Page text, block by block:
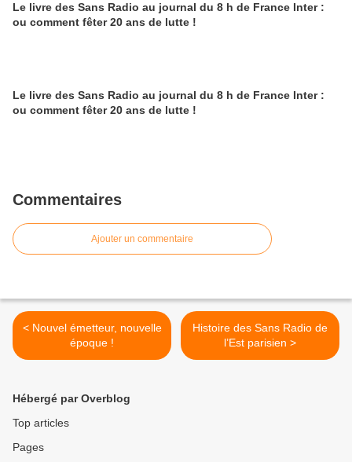
Le livre des Sans Radio au journal du 8 h de France Inter :
ou comment fêter 20 ans de lutte !
Le livre des Sans Radio au journal du 8 h de France Inter :
ou comment fêter 20 ans de lutte !
Commentaires
Ajouter un commentaire
< Nouvel émetteur, nouvelle
époque !
Histoire des Sans Radio de
l’Est parisien >
Hébergé par Overblog
Top articles
Pages